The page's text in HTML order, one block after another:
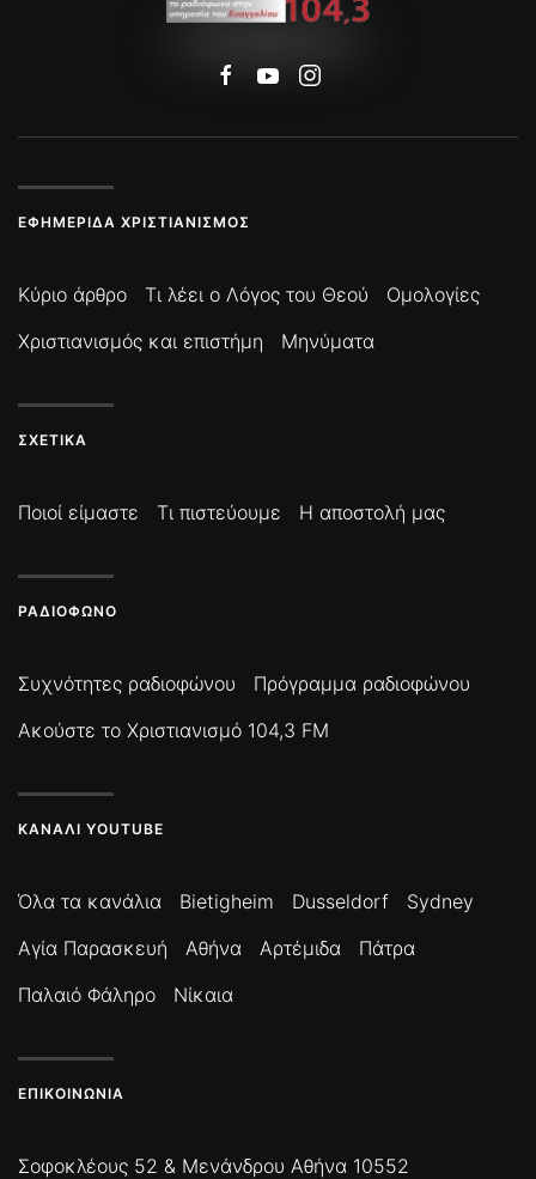
ΕΦΗΜΕΡΊΔΑ ΧΡΙΣΤΙΑΝΙΣΜΌΣ
Κύριο άρθρο Τι λέει ο Λόγος του Θεού
Ομολογίες
Χριστιανισμός και επιστήμη
Μηνύματα
ΣΧΕΤΙΚΆ
Ποιοί είμαστε Τι πιστεύουμε Η αποστολή μας
ΡΑΔΙΌΦΩΝΟ
Συχνότητες ραδιοφώνου
Πρόγραμμα ραδιοφώνου
Ακούστε το Χριστιανισμό 104,3 FM
ΚΑΝΆΛΙ YOUTUBE
Όλα τα κανάλια Bietigheim Dusseldorf
Sydney
Αγία Παρασκευή
Αθήνα Αρτέμιδα
Πάτρα
Παλαιό Φάληρο
Νίκαια
ΕΠΙΚΟΙΝΩΝΊΑ
Σοφοκλέους 52 & Μενάνδρου Αθήνα 10552